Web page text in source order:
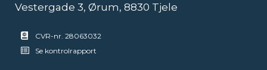
Vestergade 3, Ørum, 8830 Tjele
CVR-nr. 28063032
Se kontrolrapport